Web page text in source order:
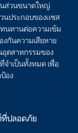
นส่วนขนาดใหญ่
นประกอบของแชส
นทานต่อความเข้ม
กันความเสียหาย
อุตสาหกรรมของ
จําเป็นทั้งหมด เพื่อ
อง
ปลอดภัย